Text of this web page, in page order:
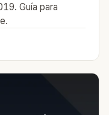
Guía para